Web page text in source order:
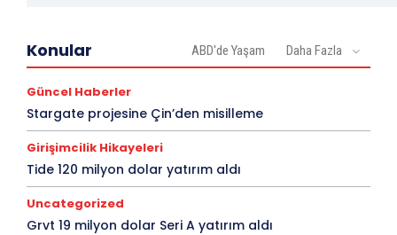
Konular ABD'de Yaşam Daha Fazla
Güncel Haberler
Stargate projesine Çin’den misilleme
Girişimcilik Hikayeleri
Tide 120 milyon dolar yatırım aldı
Uncategorized
Grvt 19 milyon dolar Seri A yatırım aldı